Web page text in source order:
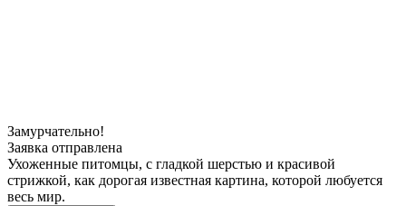
Замурчательно!
Заявка отправлена
Ухоженные питомцы, с гладкой шерстью и красивой
стрижкой, как дорогая известная картина, которой любуется
весь мир.